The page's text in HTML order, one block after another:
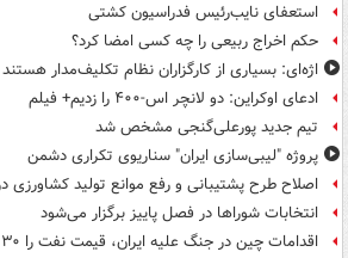
استعفای نایب‌رئیس فدراسیون کشتی
حکم اخراج ربیعی را چه کسی امضا کرد؟
اژه‌ای: بسیاری از کارگزاران نظام تکلیف‌مدار هستند
ادعای اوکراین: دو لانچر اس-۴۰۰ را زدیم+ فیلم
تیم جدید پورعلی‌گنجی مشخص شد
پروژه "لیبی‌سازی ایران" سناریوی تکراری دشمن
اصلاح طرح پشتیبانی و رفع موانع تولید
انتخابات شوراها در فصل پاییز برگزار می‌شود
اقدامات چین در جنگ علیه ایران، قیمت نفت را ۳۰ دلار کاهش داد